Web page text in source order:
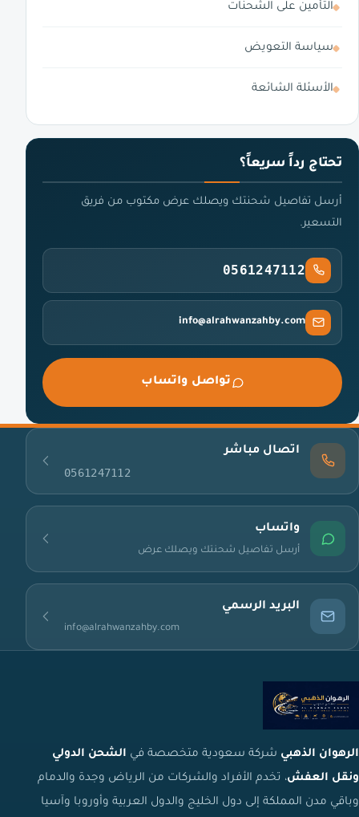
التأمين على الشحنات
سياسة التعويض
الأسئلة الشائعة
تحتاج رداً سريعاً؟
أرسل تفاصيل شحنتك ويصلك عرض مكتوب من فريق
التسعير.
0561247112
info@alrahwanzahby.com
تواصل واتساب
اتصال مباشر
0561247112
واتساب
أرسل تفاصيل شحنتك ويصلك عرض
البريد الرسمي
info@alrahwanzahby.com
الرهوان الذهبي شركة سعودية متخصصة في الشحن الدولي
ونقل العفش، تخدم الأفراد والشركات من الرياض وجدة والدمام
وباقي مدن المملكة إلى دول الخليج والدول العربية وأوروبا وآسيا